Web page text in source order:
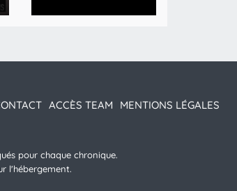
ACCÈS TEAM MENTIONS LÉGALES
pour chaque chronique.
l'hébergement.